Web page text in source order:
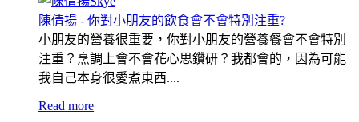
陳倩揚 - 你對小朋友的飲食會不會特別注重?
小朋友的營養很重要，你對小朋友的營養餐會不會特別
注重？烹調上會不會花心思鑽研？我都會的，因為可能
我自己本身很愛煮東西....
Read more